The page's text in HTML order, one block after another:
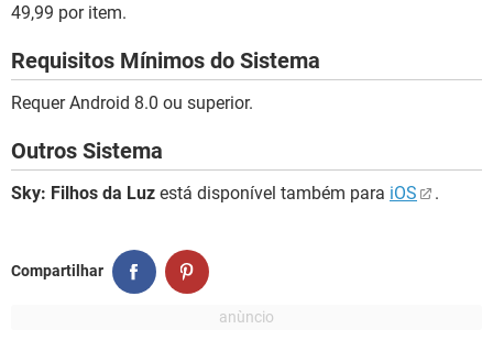
49,99 por item.
Requisitos Mínimos do Sistema
Requer Android 8.0 ou superior.
Outros Sistema
Sky: Filhos da Luz está disponível também para iOS .
Compartilhar